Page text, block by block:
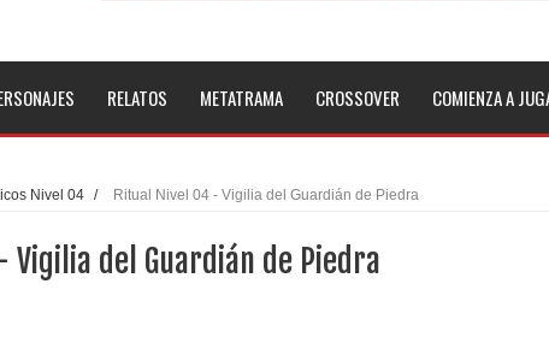
RELATOS METATRAMA CROSSOVER COMIENZA A
Nivel 04 / Ritual Nivel 04 - Vigilia del Guardián de Piedra
Vigilia del Guardián de Piedra